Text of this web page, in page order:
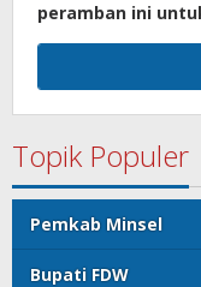
peramban ini
Topik Populer
Pemkab Minsel
Bupati FDW